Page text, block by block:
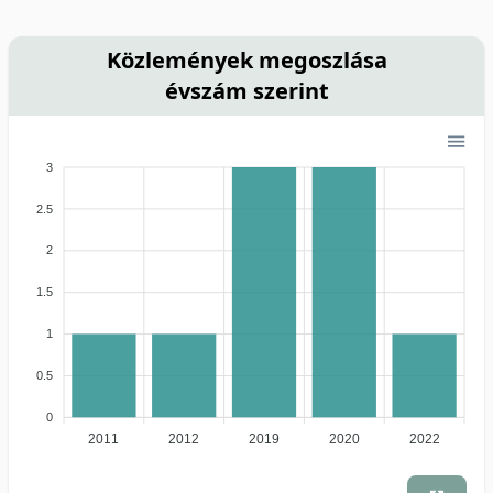
Közlemények megoszlása
évszám szerint
3
2.5
2
1.5
1
0.5
0
2011 2012 2019 2020 2022